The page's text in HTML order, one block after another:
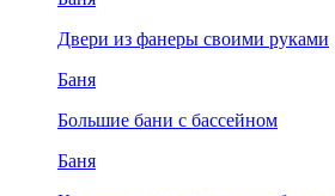
Двери из фанеры своими руками
Баня
Большие бани с бассейном
Баня